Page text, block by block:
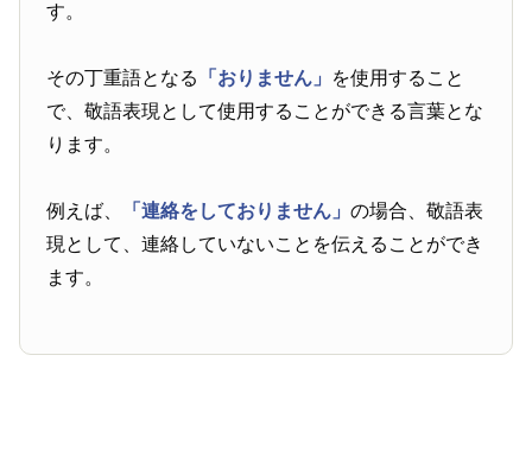
す。
その丁重語となる 「おりません」 を使用すること
で、敬語表現として使用することができる言葉とな
ります。
例えば、 「連絡をしておりません」の場合、敬語表
現として、連絡していないことを伝えることができ
ます。